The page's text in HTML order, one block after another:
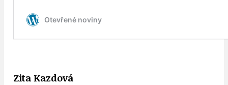
Zita Kazdová